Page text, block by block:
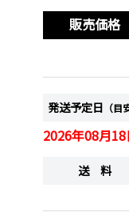
販売価格
発送予定日 （目
2026年08月18
送 料